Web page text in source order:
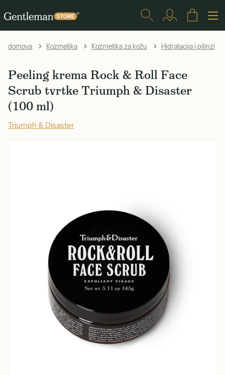
domova Kozmetika Kozmetika za kožu Hidratacija i pilinzi
Peeling krema Rock & Roll Face
Scrub tvrtke Triumph & Disaster
(100 ml)
Triumph & Disaster